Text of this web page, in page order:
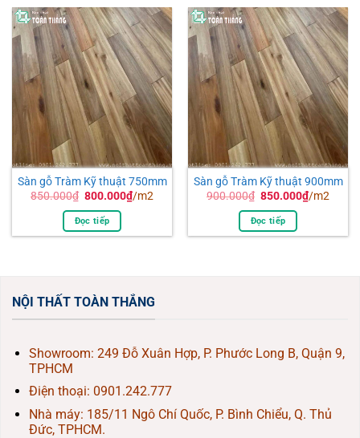
Sàn gỗ Tràm Kỹ thuật 750mm
850.000₫ Giá
là:
850.000₫.
800.000₫Giá
hiện
800.000₫.
/m2
Đọc tiếp
Sàn gỗ Tràm Kỹ thuật 900mm
900.000₫ Giá
là:
900.000₫.
850.000₫Giá
hiện
850.000₫.
/m2
Đọc tiếp
NỘI THẤT TOÀN THẮNG
Showroom: 249 Đỗ Xuân Hợp, P. Phước Long B, Quận 9,
TPHCM
Điện thoại: 0901.242.777
Nhà máy: 185/11 Ngô Chí Quốc, P. Bình Chiểu, Q. Thủ
Đức, TPHCM.